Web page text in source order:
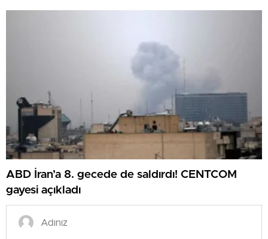
ABD İran’a 8. gecede de saldırdı! CENTCOM
gayesi açıkladı